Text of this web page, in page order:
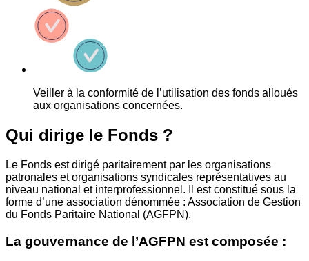
Veiller à la conformité de l’utilisation des fonds alloués
aux organisations concernées.
Qui dirige le Fonds ?
Le Fonds est dirigé paritairement par les organisations
patronales et organisations syndicales représentatives au
niveau national et interprofessionnel. Il est constitué sous la
forme d’une association dénommée : Association de Gestion
du Fonds Paritaire National (AGFPN).
La gouvernance de l’AGFPN est composée :